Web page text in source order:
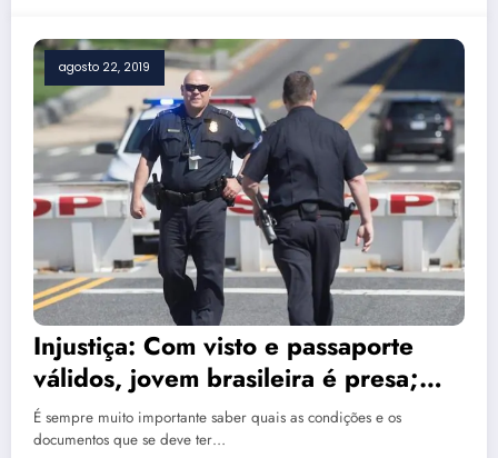
agosto 22, 2019
Injustiça: Com visto e passaporte
válidos, jovem brasileira é presa;
entenda o motivo bizarro
É sempre muito importante saber quais as condições e os
documentos que se deve ter…